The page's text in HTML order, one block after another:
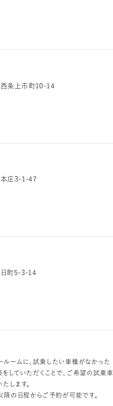
条上市町10-14
庄3-1-47
町5-3-14
ルームに、試乗したい車種がなかった
していただくことで、ご希望の試乗車
します。
降の日程からご予約が可能です。